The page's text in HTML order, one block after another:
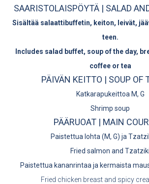
SAARISTOLAISPÖYTÄ | SALAD
Sisältää salaattibuffetin, keiton, leivät,
teen.
Includes salad buffet, soup of the day,
coffee or tea
PÄIVÄN KEITTO | SOUP OF
Katkarapukeittoa M, G
Shrimp soup
PÄÄRUOAT | MAIN
Paistettua lohta (M, G) ja
Fried salmon and Tzatziki
Paistettua kananrintaa ja kermaista
Fried chicken breast and spicy